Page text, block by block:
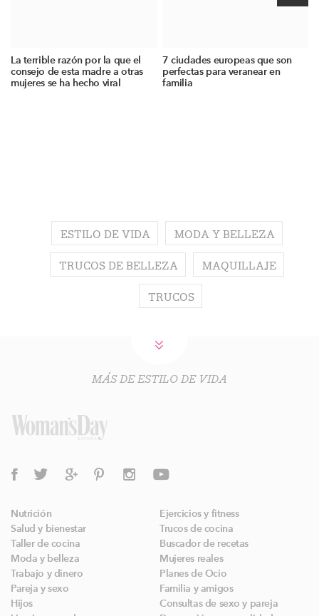
La terrible razón por la que el
consejo de esta madre a otras
mujeres se ha hecho viral
7 ciudades europeas que son
perfectas para veranear en
familia
ESTILO DE VIDA MODA Y BELLEZA
TRUCOS DE BELLEZA MAQUILLAJE
TRUCOS
MÁS DE ESTILO DE VIDA
Nutrición
Ejercicios y fitness
Salud y bienestar
Trucos de cocina
Taller de cocina
Buscador de recetas
Moda y belleza
Mujeres reales
Trabajo y dinero
Planes de Ocio
Pareja y sexo
Familia y amigos
Hijos
Consultas de sexo y pareja